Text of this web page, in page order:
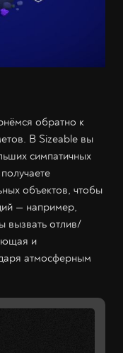
обратно к
В Sizeable вы
симпатичных
объектов, чтобы
— например,
вызвать отлив/
и
атмосферным